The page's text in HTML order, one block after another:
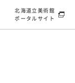
北海道立美術館
ポータルサイト